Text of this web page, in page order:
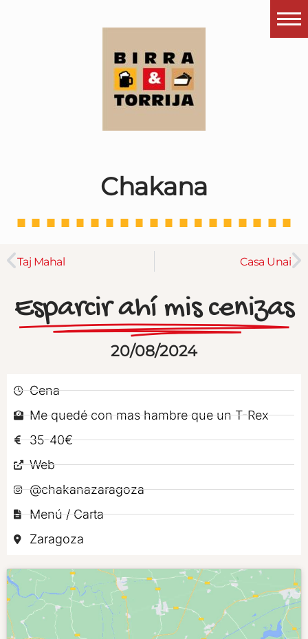
¿Esto que es pués?
Últimas visitas
Todos los garitos
Por el mundo
Contactar
Instagram
Chakana
Taj Mahal Casa Unai
Esparcir ahí mis cenizas
20/08/2024
Cena
Me quedé con mas hambre que un T-Rex
35-40€
Web
@chakanazaragoza
Menú / Carta
Zaragoza